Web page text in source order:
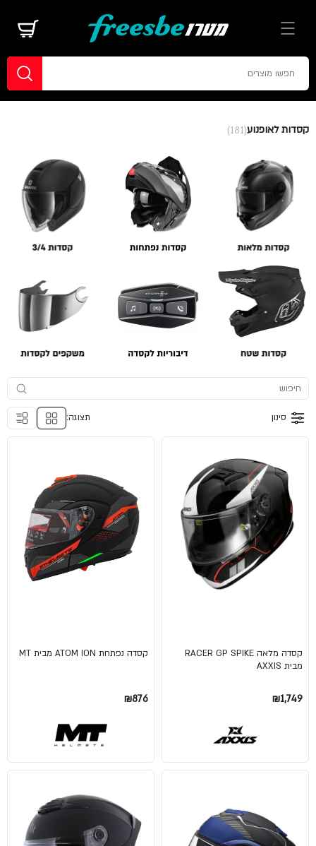
קסדות לאופנוע(181)
סינון תצוגה:
קסדה מלאה RACER GP SPIKE
מבית AXXIS
₪1,749
קסדה נפתחת ATOM ION מבית MT
₪876